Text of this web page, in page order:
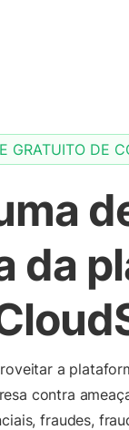
GRATUITO DE
da
a
contra
fraudes,